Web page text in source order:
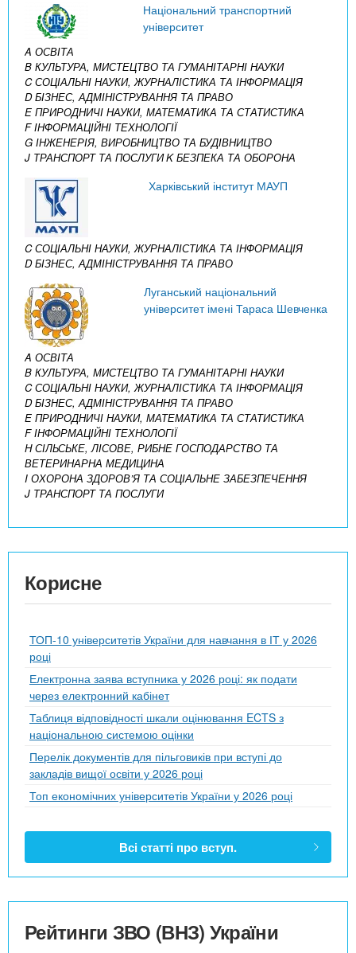
Національний транспортний
університет
A ОСВІТА
B КУЛЬТУРА, МИСТЕЦТВО ТА ГУМАНІТАРНІ НАУКИ
C СОЦІАЛЬНІ НАУКИ, ЖУРНАЛІСТИКА ТА ІНФОРМАЦІЯ
D БІЗНЕС, АДМІНІСТРУВАННЯ ТА ПРАВО
E ПРИРОДНИЧІ НАУКИ, МАТЕМАТИКА ТА СТАТИСТИКА
F ІНФОРМАЦІЙНІ ТЕХНОЛОГІЇ
G ІНЖЕНЕРІЯ, ВИРОБНИЦТВО ТА БУДІВНИЦТВО
J ТРАНСПОРТ ТА ПОСЛУГИK БЕЗПЕКА ТА ОБОРОНА
Харківський інститут МАУП
C СОЦІАЛЬНІ НАУКИ, ЖУРНАЛІСТИКА ТА ІНФОРМАЦІЯ
D БІЗНЕС, АДМІНІСТРУВАННЯ ТА ПРАВО
Луганський національний
університет імені Тараса Шевченка
A ОСВІТА
B КУЛЬТУРА, МИСТЕЦТВО ТА ГУМАНІТАРНІ НАУКИ
C СОЦІАЛЬНІ НАУКИ, ЖУРНАЛІСТИКА ТА ІНФОРМАЦІЯ
D БІЗНЕС, АДМІНІСТРУВАННЯ ТА ПРАВО
E ПРИРОДНИЧІ НАУКИ, МАТЕМАТИКА ТА СТАТИСТИКА
F ІНФОРМАЦІЙНІ ТЕХНОЛОГІЇ
H СІЛЬСЬКЕ, ЛІСОВЕ, РИБНЕ ГОСПОДАРСТВО ТА
ВЕТЕРИНАРНА МЕДИЦИНА
I ОХОРОНА ЗДОРОВ’Я ТА СОЦІАЛЬНЕ ЗАБЕЗПЕЧЕННЯ
J ТРАНСПОРТ ТА ПОСЛУГИ
Корисне
ТОП-10 університетів України для навчання в ІТ у 2026
році
Електронна заява вступника у 2026 році: як подати
через електронний кабінет
Таблиця відповідності шкали оцінювання ECTS з
національною системою оцінки
Перелік документів для пільговиків при вступі до
закладів вищої освіти у 2026 році
Топ економічних університетів України у 2026 році
Всі статті про вступ.
Рейтинги ЗВО (ВНЗ) України